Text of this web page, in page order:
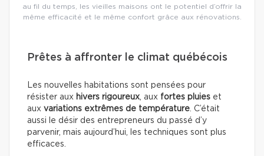
au fil du temps, les vieilles maisons ont le potentiel d’offrir la
même efficacité et le même confort grâce aux rénovations.
Prêtes à affronter le climat québécois
Les nouvelles habitations sont pensées pour
résister aux hivers rigoureux , aux fortes pluies et
aux variations extrêmes de température . C’était
aussi le désir des entrepreneurs du passé d’y
parvenir, mais aujourd’hui, les techniques sont plus
efficaces.